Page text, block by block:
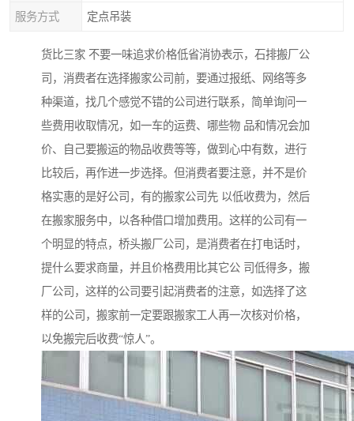
服务方式 定点吊装
货比三家 不要一味追求价格低省消协表示，石排搬厂公
司，消费者在选择搬家公司前，要通过报纸、网络等多
种渠道，找几个感觉不错的公司进行联系，简单询问一
些费用收取情况，如一车的运费、哪些物 品和情况会加
价、自己要搬运的物品收费等等，做到心中有数，进行
比较后，再作进一步选择。但消费者要注意，并不是价
格实惠的是好公司，有的搬家公司先 以低收费为，然后
在搬家服务中，以各种借口增加费用。这样的公司有一
个明显的特点，桥头搬厂公司，是消费者在打电话时，
提什么要求商量，并且价格费用比其它公 司低得多，搬
厂公司，这样的公司要引起消费者的注意，如选择了这
样的公司，搬家前一定要跟搬家工人再一次核对价格，
以免搬完后收费“惊人”。